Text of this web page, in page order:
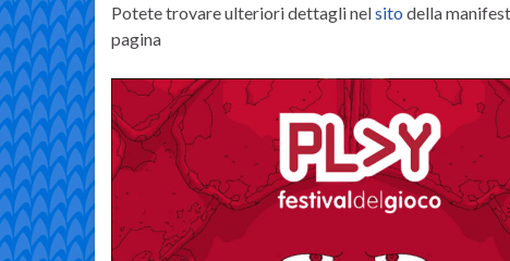
Potete trovare ulteriori dettagli nelsito della
pagina